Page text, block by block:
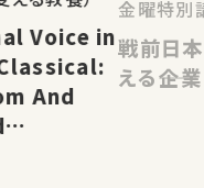
And
金曜特別
戦前日
える――企